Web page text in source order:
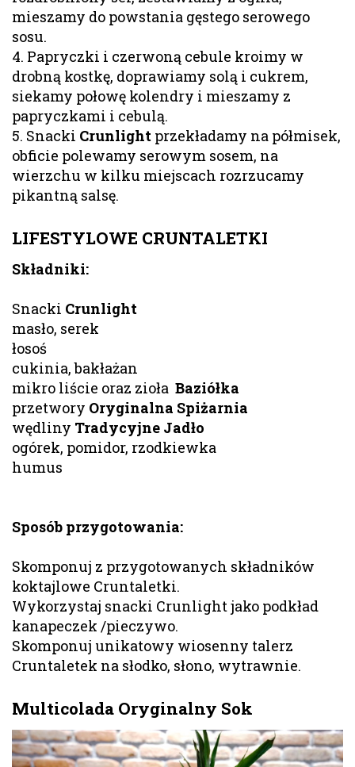
mieszamy do powstania gęstego serowego
sosu.
4. Papryczki i czerwoną cebule kroimy w
drobną kostkę, doprawiamy solą i cukrem,
siekamy połowę kolendry i mieszamy z
papryczkami i cebulą.
5. Snacki Crunlight przekładamy na półmisek,
obficie polewamy serowym sosem, na
wierzchu w kilku miejscach rozrzucamy
pikantną salsę.
LIFESTYLOWE CRUNTALETKI
Składniki:
Snacki Crunlight
masło, serek
łosoś
cukinia, bakłażan
mikro liście oraz zioła Baziółka
przetwory Oryginalna Spiżarnia
wędliny Tradycyjne Jadło
ogórek, pomidor, rzodkiewka
humus
Sposób przygotowania:
Skomponuj z przygotowanych składników
koktajlowe Cruntaletki.
Wykorzystaj snacki Crunlight jako podkład
kanapeczek /pieczywo.
Skomponuj unikatowy wiosenny talerz
Cruntaletek na słodko, słono, wytrawnie.
Multicolada Oryginalny Sok